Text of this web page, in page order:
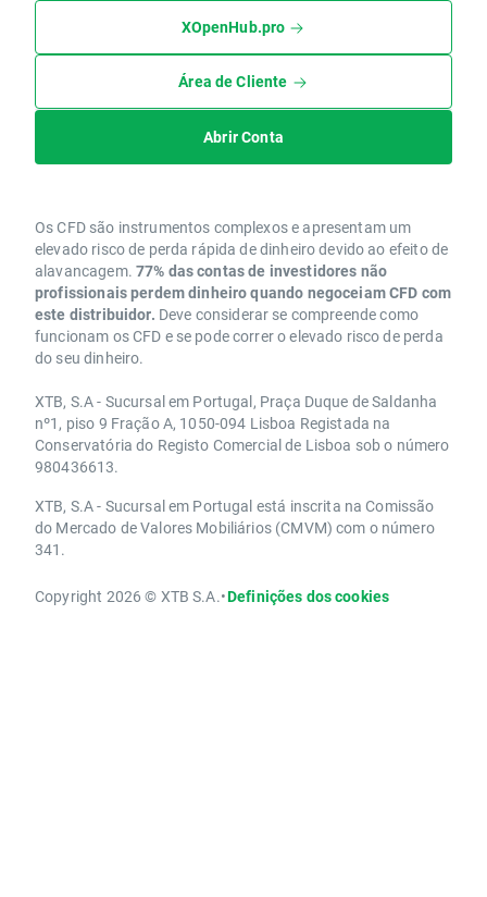
XOpenHub.pro
Área de Cliente
Abrir Conta
Os CFD são instrumentos complexos e apresentam um
elevado risco de perda rápida de dinheiro devido ao efeito de
alavancagem. 77% das contas de investidores não
profissionais perdem dinheiro quando negoceiam CFD com
este distribuidor. Deve considerar se compreende como
funcionam os CFD e se pode correr o elevado risco de perda
do seu dinheiro.
XTB, S.A - Sucursal em Portugal, Praça Duque de Saldanha
nº1, piso 9 Fração A, 1050-094 Lisboa Registada na
Conservatória do Registo Comercial de Lisboa sob o número
980436613.
XTB, S.A - Sucursal em Portugal está inscrita na Comissão
do Mercado de Valores Mobiliários (CMVM) com o número
341.
Copyright 2026 © XTB S.A.•Definições dos cookies